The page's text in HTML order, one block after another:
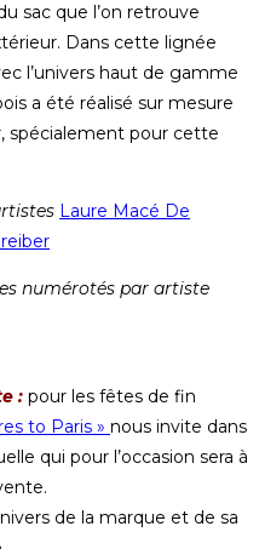
sac que l’on retrouve
Dans cette lignée
l’univers haut de gamme
a été réalisé sur mesure
spécialement pour cette
Laure Macé De
numérotés par artiste
: pour les fêtes de fin
to Paris » nous invite dans
qui pour l’occasion sera à
de la marque et de sa